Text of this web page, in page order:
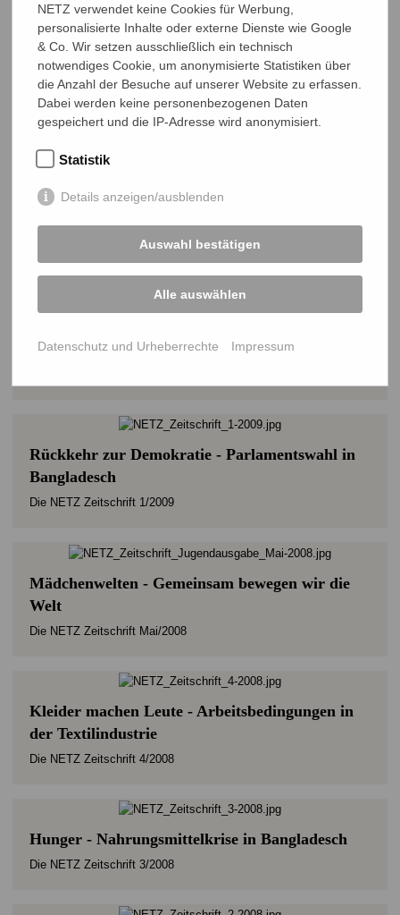
Bangladesch Zeitschrift 2/2010 Zwischenbilanz der
Milleniumsziele
Raus aus dem Schatten
Frei von Hunger - Was Partnerschaft bewegt
Die NETZ Zeitschrift 4/2009
Bangladesch
Rückkehr zur Demokratie - Parlamentswahl in
Bangladesch
Die NETZ Zeitschrift 1/2009
Mädchenwelten - Gemeinsam bewegen wir die
Welt
Die NETZ Zeitschrift Mai/2008
Kleider machen Leute - Arbeitsbedingungen in
der Textilindustrie
Die NETZ Zeitschrift 4/2008
Hunger - Nahrungsmittelkrise in Bangladesch
Die NETZ Zeitschrift 3/2008
NETZ verwendet keine Cookies für Werbung,
personalisierte Inhalte oder externe Dienste wie Google
& Co. Wir setzen ausschließlich ein technisch
notwendiges Cookie, um anonymisierte Statistiken über
die Anzahl der Besuche auf unserer Website zu erfassen.
Dabei werden keine personenbezogenen Daten
gespeichert und die IP-Adresse wird anonymisiert.
Statistik
Details anzeigen/ausblenden
Auswahl bestätigen
Alle auswählen
Datenschutz und Urheberrechte Impressum